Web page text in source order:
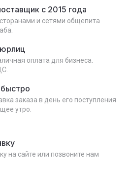
с 2015 года
и сетями общепита
оплата для бизнеса.
заказа в день его поступления
утро.
на сайте или позвоните нам